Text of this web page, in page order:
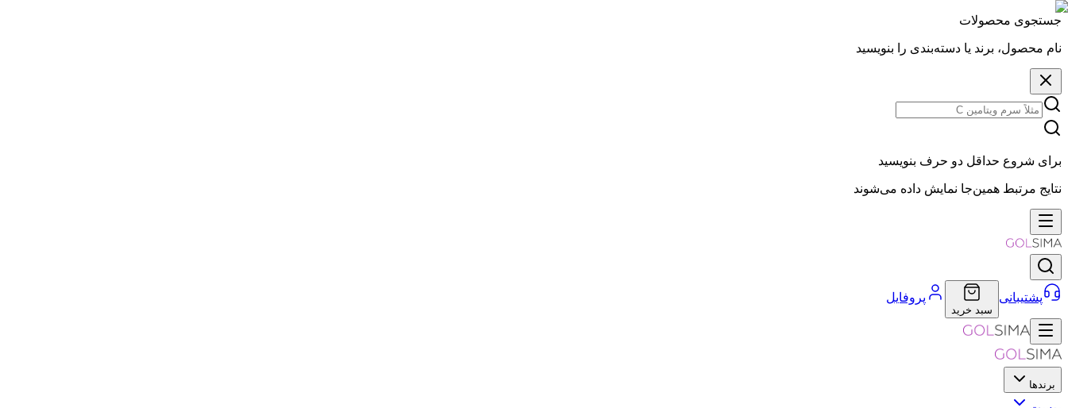
جستجوی محصولات
نام محصول، برند یا دسته‌بندی را بنویسید
برای شروع حداقل دو حرف بنویسید
نتایج مرتبط همین‌جا نمایش داده می‌شوند
پشتیبانی
سبد خرید
پروفایل
برندها